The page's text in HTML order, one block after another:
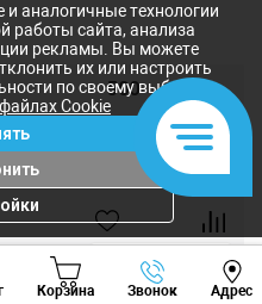
500
Корзина Звонок Адрес
Viber Whatsapp
аналогичные технологии
работы сайта, анализа
рекламы. Вы можете
их или настроить
по своему выбору.
Cookie